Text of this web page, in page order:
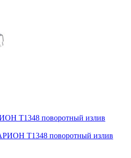
Т1348 поворотный излив